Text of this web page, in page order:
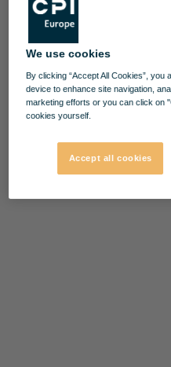
We use cookies
By clicking “Accept All Cookies”,
device to enhance site navigation,
marketing efforts or you can click on
cookies yourself.
Accept all cookies